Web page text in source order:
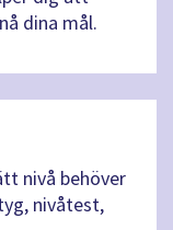
dina mål.
nivå behöver
nivåtest,